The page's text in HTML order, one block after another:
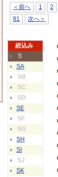
＜前へ 1 2
81
次へ＞
絞込み
S
SA
SB
SC
SD
SE
SF
SG
SH
SI
SJ
SK